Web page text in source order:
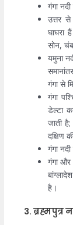
गंगा
उत्तर
घाघरा
सोन,
यमुना
गंगा से
गंगा
डेल्टा
जाती
दक्षिण
गंगा
गंगा और
है।
3. ब्रह्मपुत्र